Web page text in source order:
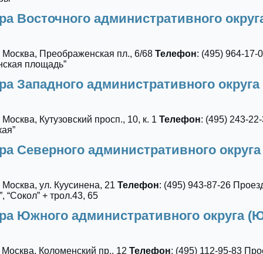
Восточного административного
Москва, Преображенская пл., 6/68 Телефон: (495) 964-17-
площадь”
Западного административного
Кутузовский просп., 10, к. 1 Телефон: (495) 243-
Северного административного
ул. Куусинена, 21 Телефон: (495) 943-87-26
“Сокол” + трол.43, 65
Южного административного округа
Коломенский пр., 12 Телефон: (495) 112-95-83